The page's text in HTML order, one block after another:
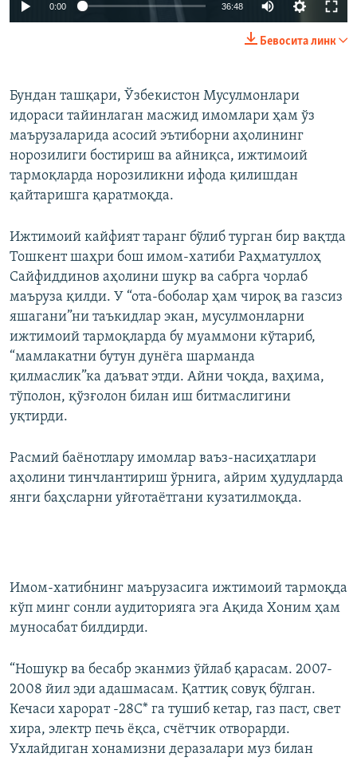
720p 1080p
0:00 36:48
720p
1080p
Бевосита линк
Бундан ташқари, Ўзбекистон Мусулмонлари
идораси тайинлаган масжид имомлари ҳам ўз
маърузаларида асосий эътиборни аҳолининг
норозилиги бостириш ва айниқса, ижтимоий
тармоқларда норозиликни ифода қилишдан
қайтаришга қаратмоқда.
Ижтимоий кайфият таранг бўлиб турган бир вақтда
Тошкент шаҳри бош имом-хатиби Раҳматуллоҳ
Сайфиддинов аҳолини шукр ва сабрга чорлаб
маъруза қилди. У “ота-боболар ҳам чироқ ва газсиз
яшагани”ни таъкидлар экан, мусулмонларни
ижтимоий тармоқларда бу муаммони кўтариб,
“мамлакатни бутун дунёга шарманда
қилмаслик”ка даъват этди. Айни чоқда, ваҳима,
тўполон, қўзғолон билан иш битмаслигини
уқтирди.
Расмий баёнотлару имомлар ваъз-насиҳатлари
аҳолини тинчлантириш ўрнига, айрим ҳудудларда
янги баҳсларни уйғотаётгани кузатилмоқда.
Имом-хатибнинг маърузасига ижтимоий тармоқда
кўп минг сонли аудиторияга эга Ақида Хоним ҳам
муносабат билдирди.
“Ношукр ва бесабр эканмиз ўйлаб қарасам. 2007-
2008 йил эди адашмасам. Қаттиқ совуқ бўлган.
Кечаси харорат -28С* га тушиб кетар, газ паст, свет
хира, электр печь ёқса, счётчик отворарди.
Ухлайдиган хонамизни деразалари муз билан